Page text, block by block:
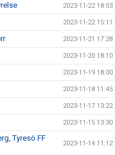
2023-11-22 18:03
2023-11-22 15:11
2023-11-21 17:28
2023-11-20 18:10
2023-11-19 18:00
2023-11-18 11:45
2023-11-17 13:22
2023-11-15 13:30
Tyresö FF
2023-11-14 11:12